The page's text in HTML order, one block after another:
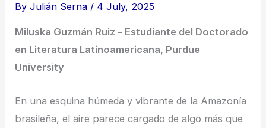
ByJulián Serna / 4 July, 2025
Miluska Guzmán Ruiz – Estudiante del Doctorado
en Literatura Latinoamericana, Purdue
University
En una esquina húmeda y vibrante de la Amazonía
brasileña, el aire parece cargado de algo más que